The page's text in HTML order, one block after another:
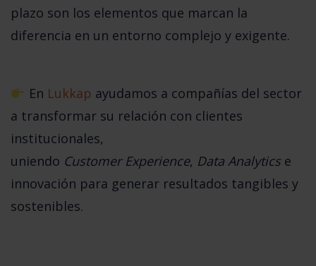
plazo son los elementos que marcan la
diferencia en un entorno complejo y exigente.
En Lukkap ayudamos a compañías del sector
a transformar su relación con clientes
institucionales,
uniendo Customer Experience, Data Analytics e
innovación para generar resultados tangibles y
sostenibles.